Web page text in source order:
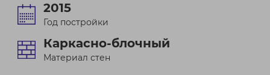
2015
Год постройки
Каркасно-блочный
Материал стен